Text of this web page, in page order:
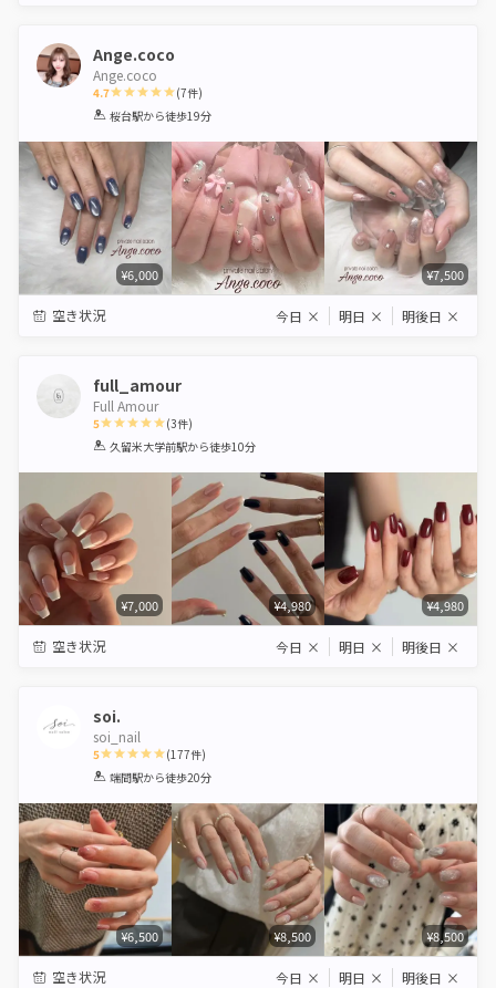
Ange.coco
Ange.coco
4.7
1 2 3 4 5
(7件)
桜台駅から徒歩19分
¥6,000 ¥7,500
空き状況 今日 × 明日 × 明後日 ×
full_amour
Full Amour
5
1 2 3 4 5
(3件)
久留米大学前駅から徒歩10分
¥7,000 ¥4,980 ¥4,980
空き状況 今日 × 明日 × 明後日 ×
soi.
soi_nail
5
1 2 3 4 5
(177件)
端間駅から徒歩20分
¥6,500 ¥8,500 ¥8,500
空き状況 今日 × 明日 × 明後日 ×